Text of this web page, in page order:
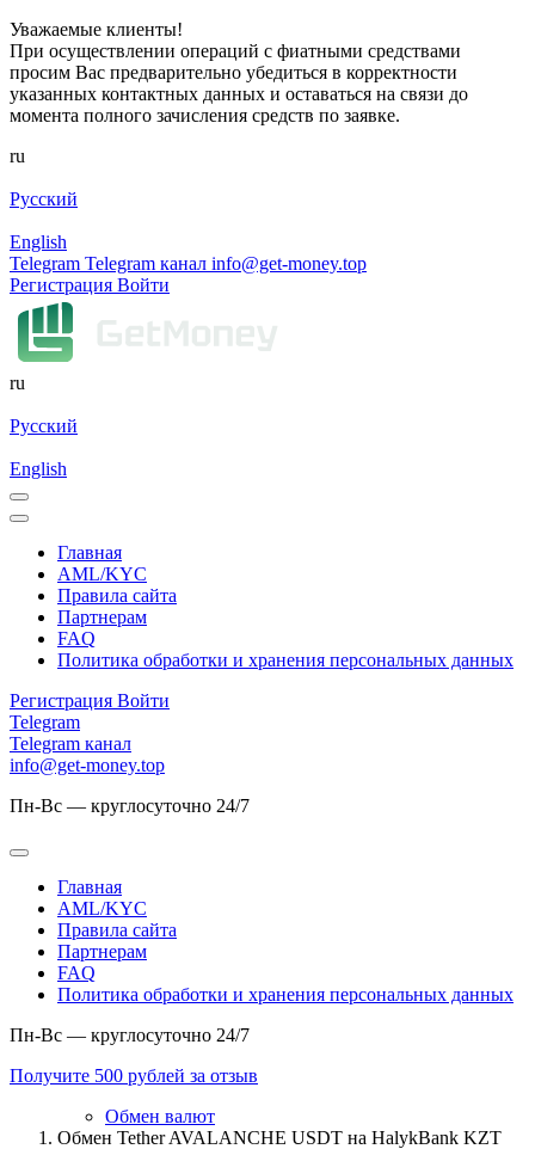
Уважаемые клиенты!
При осуществлении операций с фиатными средствами
просим Вас предварительно убедиться в корректности
указанных контактных данных и оставаться на связи до
момента полного зачисления средств по заявке.
ru
Русский
English
Telegram Telegram канал info@get-money.top
Регистрация Войти
ru
Русский
English
Главная
AML/KYC
Правила сайта
Партнерам
FAQ
Политика обработки и хранения персональных данных
Регистрация Войти
Telegram
Telegram канал
info@get-money.top
Пн-Вс — круглосуточно 24/7
Главная
AML/KYC
Правила сайта
Партнерам
FAQ
Политика обработки и хранения персональных данных
Пн-Вс — круглосуточно 24/7
Получите 500 рублей за отзыв
Обмен валют
Обмен Tether AVALANCHE USDT на HalykBank KZT